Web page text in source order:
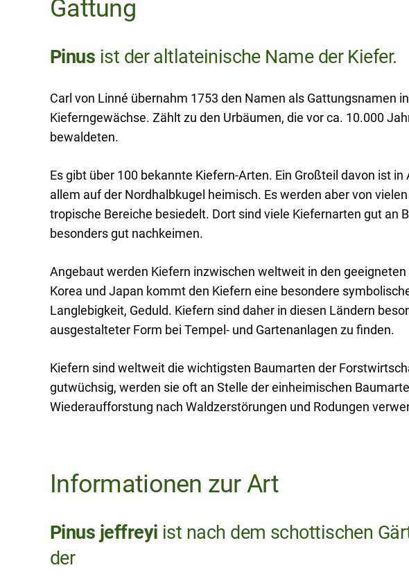
Gattung
Pinus ist der altlateinische Name der Kiefer.
Carl von Linné übernahm 1753 den Namen als Gattungsnamen
Kieferngewächse. Zählt zu den Urbäumen, die vor ca. 10.000
bewaldeten.
Es gibt über 100 bekannte Kiefern-Arten. Ein Großteil davon ist
allem auf der Nordhalbkugel heimisch. Es werden aber von
tropische Bereiche besiedelt. Dort sind viele Kiefernarten gut an
besonders gut nachkeimen.
Angebaut werden Kiefern inzwischen weltweit in den
Korea und Japan kommt den Kiefern eine besondere
Langlebigkeit, Geduld. Kiefern sind daher in diesen Ländern
ausgestalteter Form bei Tempel- und Gartenanlagen zu finden.
Kiefern sind weltweit die wichtigsten Baumarten der
gutwüchsig, werden sie oft an Stelle der einheimischen
Wiederaufforstung nach Waldzerstörungen und Rodungen
Informationen zur Art
Pinus jeffreyi ist nach dem schottischen
der